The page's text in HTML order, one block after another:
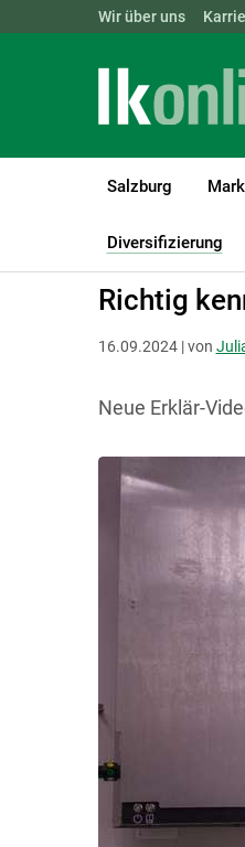
Wir über uns
Salzburg
Diversifizierung
LK Salzburg
Richtig
16.09.2024 | von
Neue Erklär-